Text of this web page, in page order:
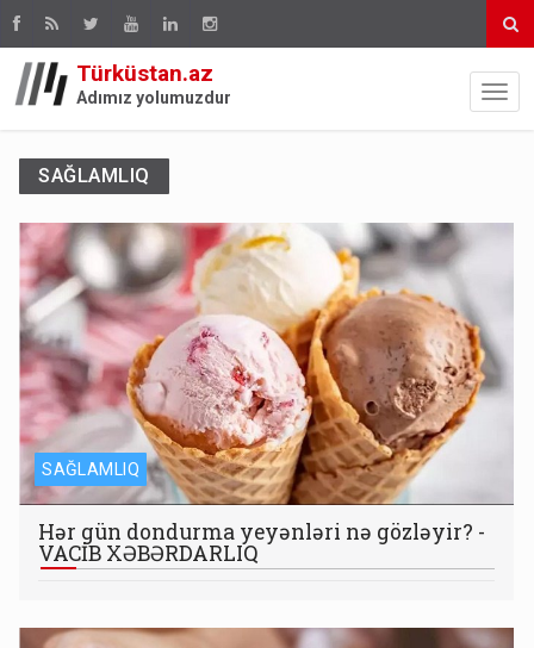
Türküstan.az
Adımız yolumuzdur
SAĞLAMLIQ
SAĞLAMLIQ
Hər gün dondurma yeyənləri nə gözləyir? -
VACİB XƏBƏRDARLIQ